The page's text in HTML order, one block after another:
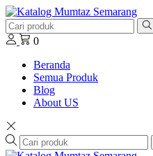
0
Beranda
Semua Produk
Blog
About US